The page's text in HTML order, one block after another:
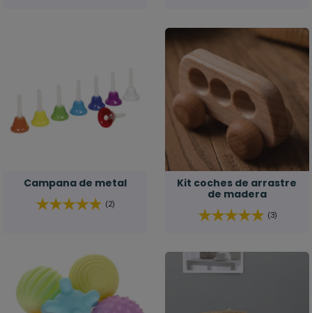
Campana de metal
(2)
Kit coches de arrastre
de madera
(3)